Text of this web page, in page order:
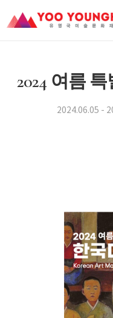
2024 여름
2024.06.05 -